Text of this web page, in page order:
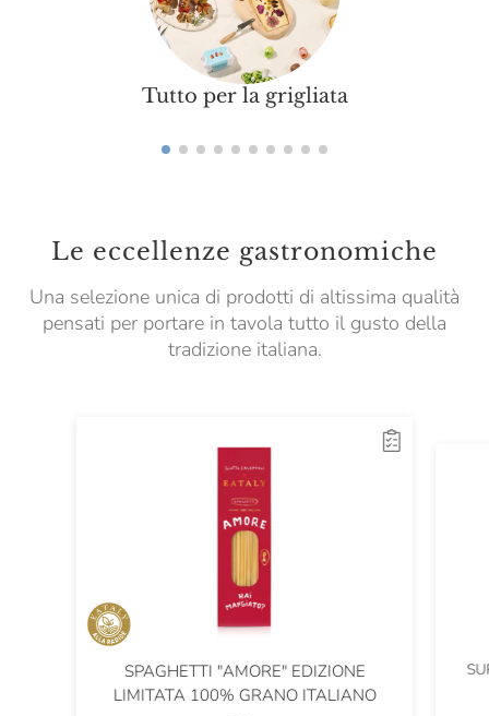
Tutto per la grigliata
Le eccellenze gastronomiche
Una selezione unica di prodotti di altissima qualità
pensati per portare in tavola tutto il gusto della
tradizione italiana.
SPAGHETTI "AMORE" EDIZIONE
LIMITATA 100% GRANO ITALIANO